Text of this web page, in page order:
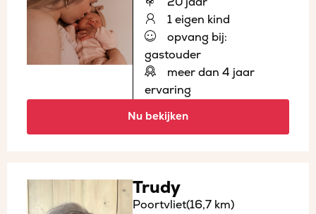
1 eigen kind
opvang bij:
gastouder
meer dan 4 jaar
ervaring
Nu bekijken
Trudy
Poortvliet(16,7 km)